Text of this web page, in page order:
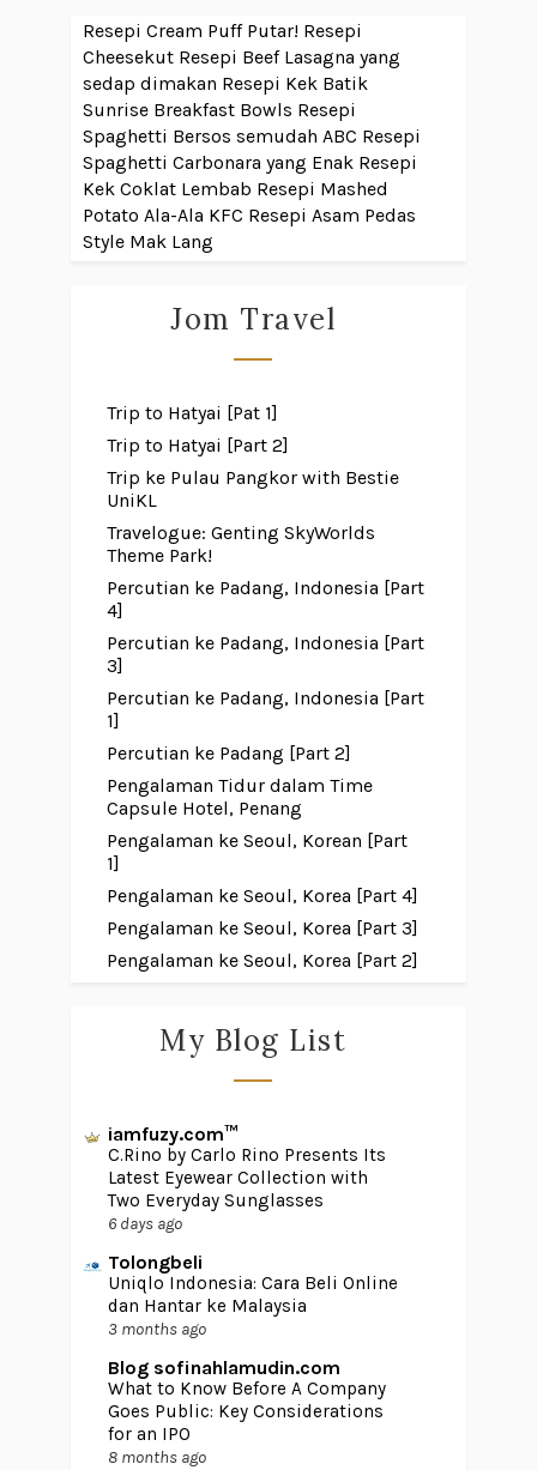
Resepi Cream Puff Putar! Resepi
Cheesekut Resepi Beef Lasagna yang
sedap dimakan Resepi Kek Batik
Sunrise Breakfast Bowls Resepi
Spaghetti Bersos semudah ABC Resepi
Spaghetti Carbonara yang Enak Resepi
Kek Coklat Lembab Resepi Mashed
Potato Ala-Ala KFC Resepi Asam Pedas
Style Mak Lang
Jom Travel
Trip to Hatyai [Pat 1]
Trip to Hatyai [Part 2]
Trip ke Pulau Pangkor with Bestie
UniKL
Travelogue: Genting SkyWorlds
Theme Park!
Percutian ke Padang, Indonesia [Part
4]
Percutian ke Padang, Indonesia [Part
3]
Percutian ke Padang, Indonesia [Part
1]
Percutian ke Padang [Part 2]
Pengalaman Tidur dalam Time
Capsule Hotel, Penang
Pengalaman ke Seoul, Korean [Part
1]
Pengalaman ke Seoul, Korea [Part 4]
Pengalaman ke Seoul, Korea [Part 3]
Pengalaman ke Seoul, Korea [Part 2]
My Blog List
iamfuzy.com™
C.Rino by Carlo Rino Presents Its
Latest Eyewear Collection with
Two Everyday Sunglasses
6 days ago
Tolongbeli
Uniqlo Indonesia: Cara Beli Online
dan Hantar ke Malaysia
3 months ago
Blog sofinahlamudin.com
What to Know Before A Company
Goes Public: Key Considerations
for an IPO
8 months ago